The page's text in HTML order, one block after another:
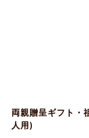
両親贈呈ギフト・
人用)